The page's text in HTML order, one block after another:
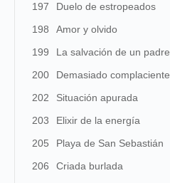
197
Duelo de estropeados
198
Amor y olvido
199
La salvación de un padre
200
Demasiado complaciente
202
Situación apurada
203
Elixir de la energía
205
Playa de San Sebastián
206
Criada burlada